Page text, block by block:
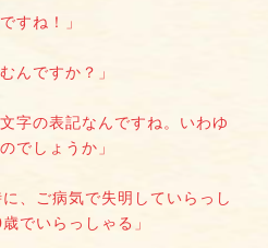
すね！」
んですか？」
字の表記なんですね。いわゆ
でしょうか」
、ご病気で失明していらっし
でいらっしゃる」